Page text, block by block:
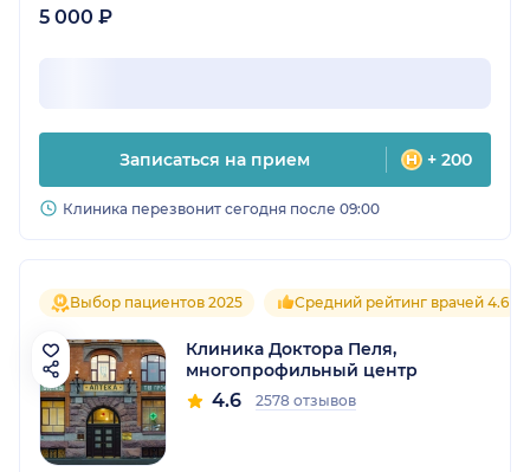
5 000 ₽
Записаться на прием + 200
Клиника перезвонит сегодня после 09:00
Выбор пациентов 2025 Средний рейтинг врачей 4.6
Клиника Доктора Пеля,
многопрофильный центр
4.6 2578 отзывов